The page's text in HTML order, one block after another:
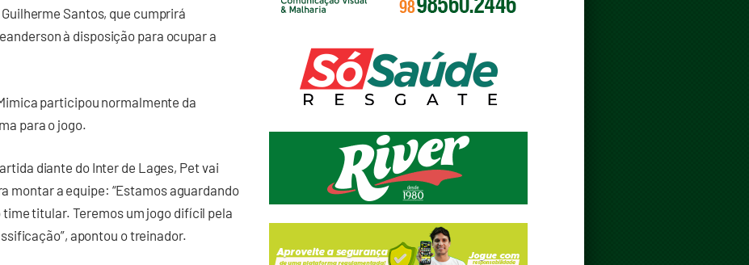
Santos, que cumprirá
à disposição para ocupar a
participou normalmente da
para o jogo.
diante do Inter de Lages, Pet vai
montar a equipe: “Estamos aguardando
titular. Teremos um jogo difícil pela
apontou o treinador.